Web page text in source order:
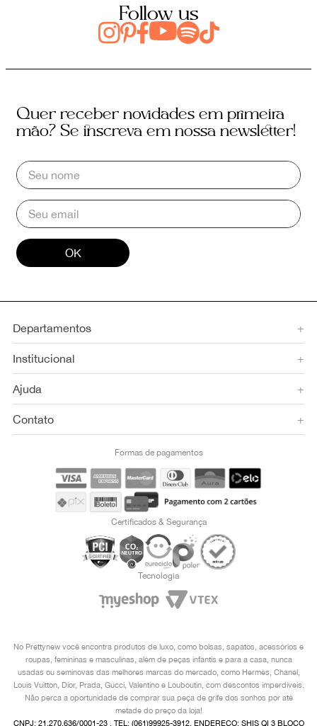
Follow us
Quer receber novidades em primeira
mão? Se inscreva em nossa newsletter!
OK
Departamentos +
Institucional +
Ajuda +
Contato +
Formas de pagamentos
Certificados & Segurança
Tecnologia
No Prettynew você encontra produtos de luxo, como bolsas, sapatos, acessórios e
roupas, femininas e masculinas, além de peças infantis e para a casa, nunca
usadas ou seminovas das melhores marcas do mercado, como Hermès, Chanel,
Louis Vuitton, Dior, Prada, Gucci, Valentino e Louboutin, com descontos imperdíveis.
Não perca a oportunidade de comprar sua peça de grife dos sonhos por até
metade do preço da loja!
CNPJ: 21.270.636/0001-23 , TEL: (061)99925-3912, ENDEREÇO: SHIS QI 3 BLOCO